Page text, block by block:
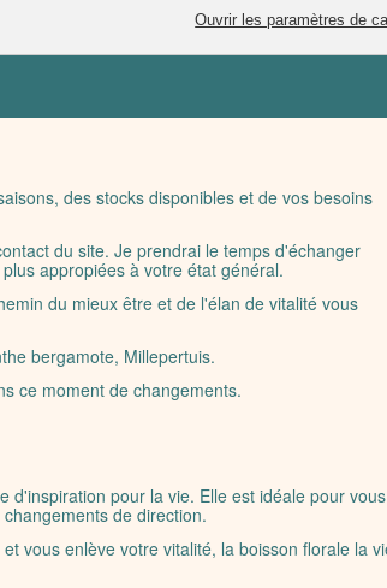
craignez seulement de
des stocks disponibles et de vos besoins
du site. Je prendrai le temps d'échanger
appropiées à votre état général.
du mieux être et de l'élan de vitalité vous
bergamote, Millepertuis.
ce moment de changements.
d'inspiration pour la vie. Elle est idéale pour vous
de direction.
vous enlève votre vitalité, la boisson florale la